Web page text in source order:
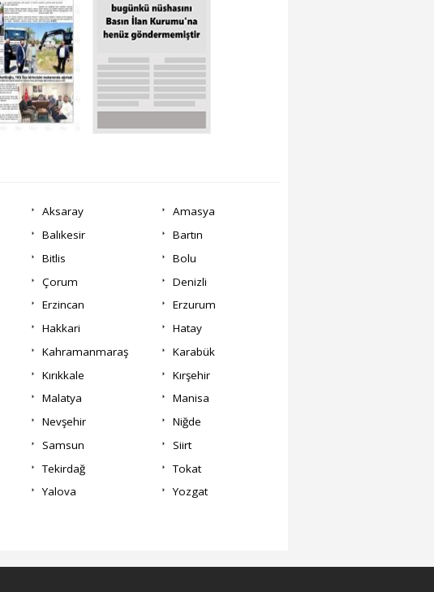
Aksaray
Amasya
Balıkesir
Bartın
Bitlis
Bolu
Çorum
Denizli
Erzincan
Erzurum
Hakkari
Hatay
Kahramanmaraş
Karabük
Kırıkkale
Kırşehir
Malatya
Manisa
Nevşehir
Niğde
Samsun
Siirt
Tekirdağ
Tokat
Yalova
Yozgat